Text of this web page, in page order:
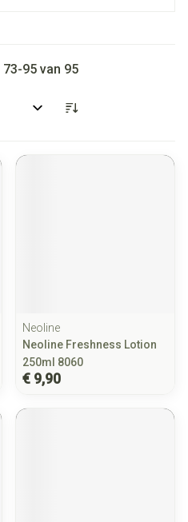
73-95 van 95
Neoline
Neoline Freshness Lotion
250ml 8060
€ 9,90